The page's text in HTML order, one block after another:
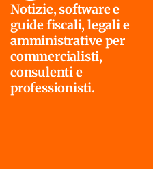
Notizie, software e
guide fiscali, legali e
amministrative per
commercialisti,
consulenti e
professionisti.